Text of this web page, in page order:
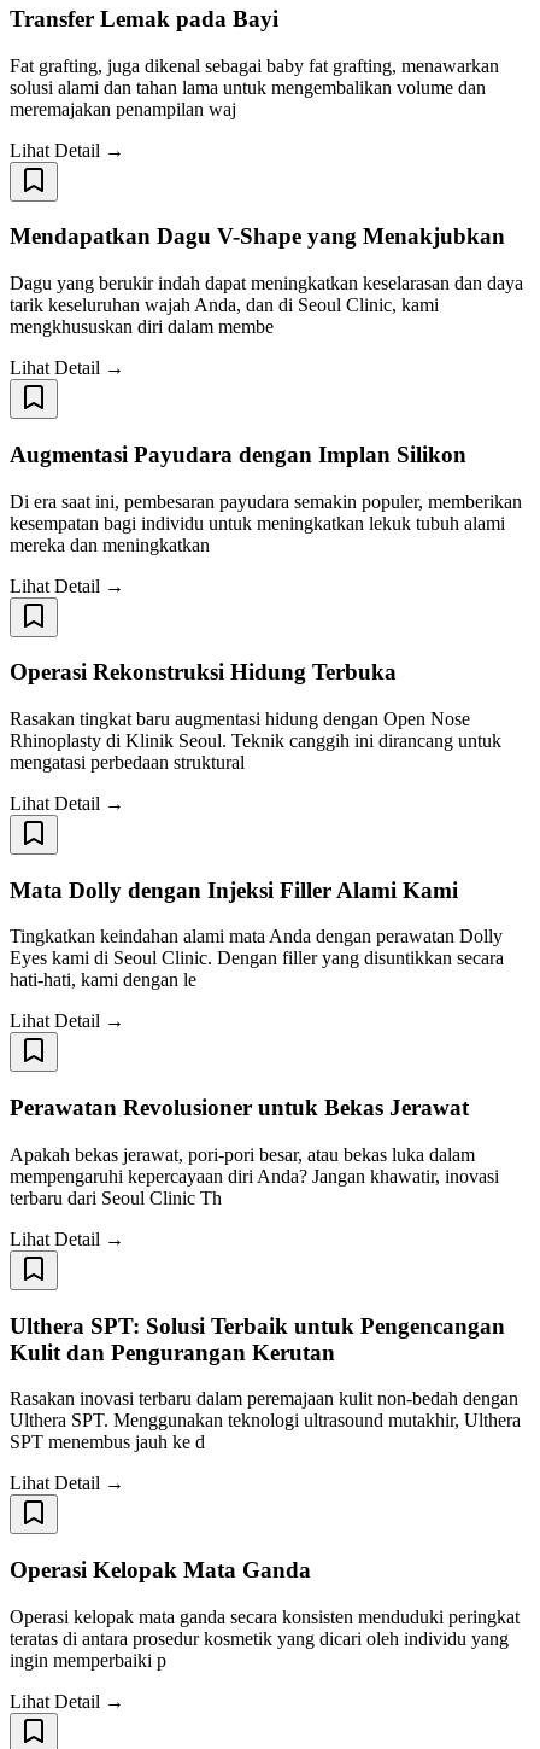
Transfer Lemak pada Bayi
Fat grafting, juga dikenal sebagai baby fat grafting, menawarkan
solusi alami dan tahan lama untuk mengembalikan volume dan
meremajakan penampilan waj
Lihat Detail →
Mendapatkan Dagu V-Shape yang Menakjubkan
Dagu yang berukir indah dapat meningkatkan keselarasan dan daya
tarik keseluruhan wajah Anda, dan di Seoul Clinic, kami
mengkhususkan diri dalam membe
Lihat Detail →
Augmentasi Payudara dengan Implan Silikon
Di era saat ini, pembesaran payudara semakin populer, memberikan
kesempatan bagi individu untuk meningkatkan lekuk tubuh alami
mereka dan meningkatkan
Lihat Detail →
Operasi Rekonstruksi Hidung Terbuka
Rasakan tingkat baru augmentasi hidung dengan Open Nose
Rhinoplasty di Klinik Seoul. Teknik canggih ini dirancang untuk
mengatasi perbedaan struktural
Lihat Detail →
Mata Dolly dengan Injeksi Filler Alami Kami
Tingkatkan keindahan alami mata Anda dengan perawatan Dolly
Eyes kami di Seoul Clinic. Dengan filler yang disuntikkan secara
hati-hati, kami dengan le
Lihat Detail →
Perawatan Revolusioner untuk Bekas Jerawat
Apakah bekas jerawat, pori-pori besar, atau bekas luka dalam
mempengaruhi kepercayaan diri Anda? Jangan khawatir, inovasi
terbaru dari Seoul Clinic Th
Lihat Detail →
Ulthera SPT: Solusi Terbaik untuk Pengencangan
Kulit dan Pengurangan Kerutan
Rasakan inovasi terbaru dalam peremajaan kulit non-bedah dengan
Ulthera SPT. Menggunakan teknologi ultrasound mutakhir, Ulthera
SPT menembus jauh ke d
Lihat Detail →
Operasi Kelopak Mata Ganda
Operasi kelopak mata ganda secara konsisten menduduki peringkat
teratas di antara prosedur kosmetik yang dicari oleh individu yang
ingin memperbaiki p
Lihat Detail →